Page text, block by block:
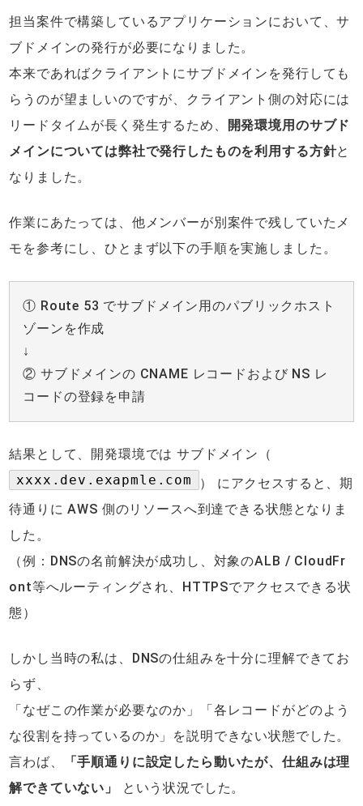
担当案件で構築しているアプリケーションにおいて、サ
ブドメインの発行が必要になりました。
本来であればクライアントにサブドメインを発行しても
らうのが望ましいのですが、クライアント側の対応には
リードタイムが長く発生するため、
開発環境用のサブド
メインについては弊社で発行したものを利用する方針と
なりました。
作業にあたっては、他メンバーが別案件で残していたメ
モを参考にし、ひとまず以下の手順を実施しました。
① Route 53 でサブドメイン用のパブリックホスト
ゾーンを作成
↓
② サブドメインの CNAME レコードおよび NS レ
コードの登録を申請
結果として、開発環境では サブドメイン（
xxxx.dev.exapmle.com
） にアクセスすると、期
待通りに AWS 側のリソースへ到達できる状態となりま
した。
（例：DNSの名前解決が成功し、対象のALB / CloudFr
ont等へルーティングされ、HTTPSでアクセスできる状
態）
しかし当時の私は、DNSの仕組みを十分に理解できてお
らず、
「なぜこの作業が必要なのか」「各レコードがどのよう
な役割を持っているのか」を説明できない状態でした。
言わば、
「手順通りに設定したら動いたが、仕組みは理
解できていない」
という状況でした。